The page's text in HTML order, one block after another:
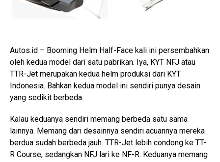
Autos.id – Booming Helm Half-Face kali ini persembahkan
oleh kedua model dari satu pabrikan. Iya, KYT NFJ atau
TTR-Jet merupakan kedua helm produksi dari KYT
Indonesia. Bahkan kedua model ini sendiri punya desain
yang sedikit berbeda.
Kalau keduanya sendiri memang berbeda satu sama
lainnya. Memang dari desainnya sendiri acuannya mereka
berdua sudah berbeda jauh. TTR-Jet lebih condong ke TT-
R Course, sedangkan NFJ lari ke NF-R. Keduanya memang